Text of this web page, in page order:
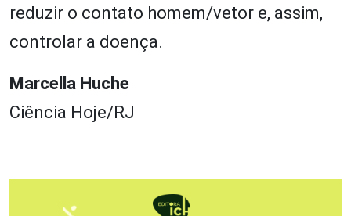
reduzir o contato homem/vetor e, assim,
controlar a doença.
Marcella Huche
Ciência Hoje/RJ